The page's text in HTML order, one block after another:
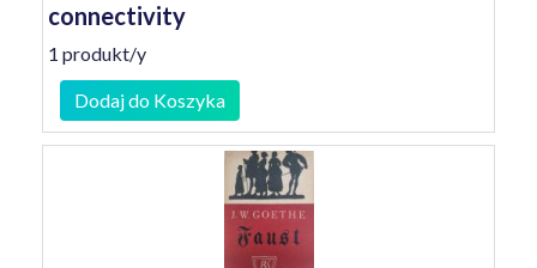
connectivity
1 produkt/y
Dodaj do Koszyka